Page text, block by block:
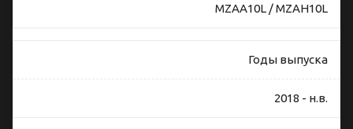
MZAA10L / MZAH10L
Годы выпуска
2018 - н.в.